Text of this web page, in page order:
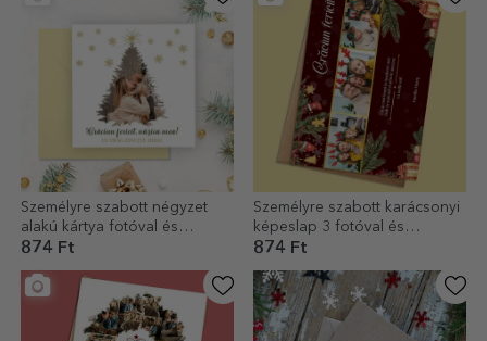
Személyre szabott négyzet
alakú kártya fotóval és
üzenettel – Boldog
874 Ft
Személyre szabott karácsonyi
képeslap 3 fotóval és
szöveggel – Családi ajándék
874 Ft